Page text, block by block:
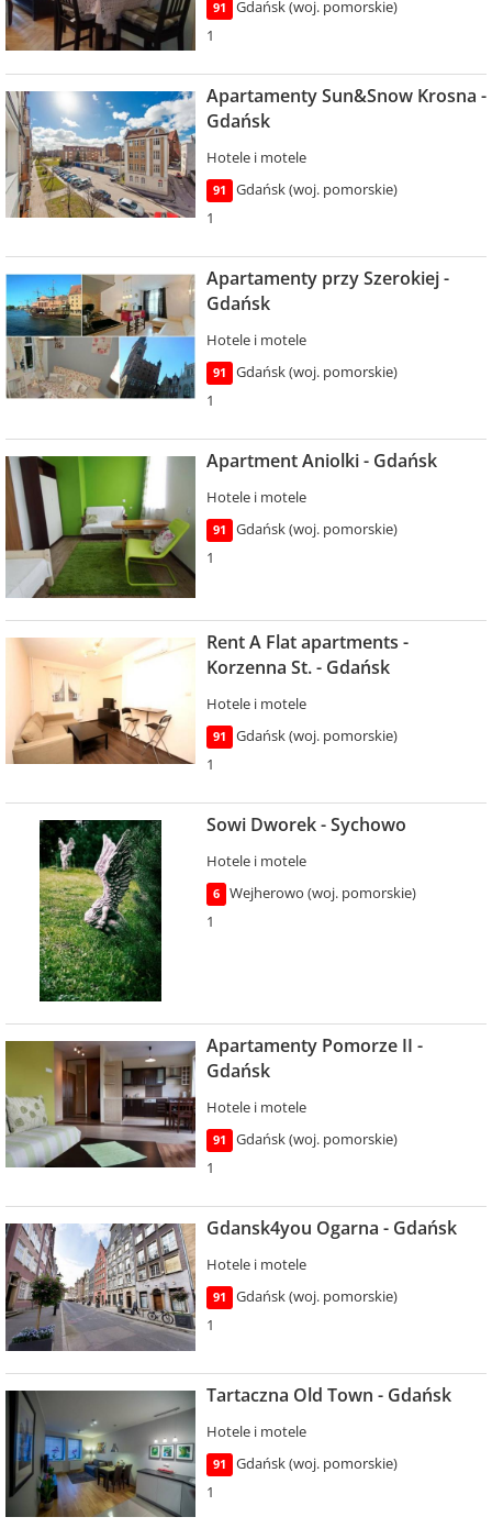
91
Gdańsk (woj. pomorskie)
1
Apartamenty Sun&Snow Krosna -
Gdańsk
Hotele i motele
91
Gdańsk (woj. pomorskie)
1
Apartamenty przy Szerokiej -
Gdańsk
Hotele i motele
91
Gdańsk (woj. pomorskie)
1
Apartment Aniolki - Gdańsk
Hotele i motele
91
Gdańsk (woj. pomorskie)
1
Rent A Flat apartments -
Korzenna St. - Gdańsk
Hotele i motele
91
Gdańsk (woj. pomorskie)
1
Sowi Dworek - Sychowo
Hotele i motele
6
Wejherowo (woj. pomorskie)
1
Apartamenty Pomorze II -
Gdańsk
Hotele i motele
91
Gdańsk (woj. pomorskie)
1
Gdansk4you Ogarna - Gdańsk
Hotele i motele
91
Gdańsk (woj. pomorskie)
1
Tartaczna Old Town - Gdańsk
Hotele i motele
91
Gdańsk (woj. pomorskie)
1